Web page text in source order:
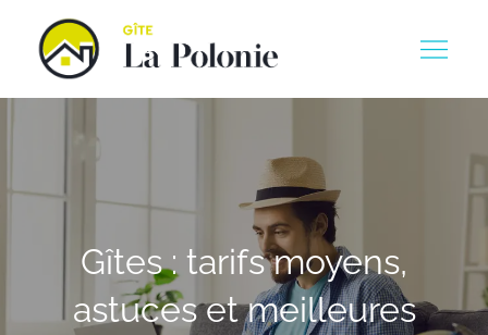
content
Gite la polinie
Gîtes : tarifs moyens,
astuces et meilleures